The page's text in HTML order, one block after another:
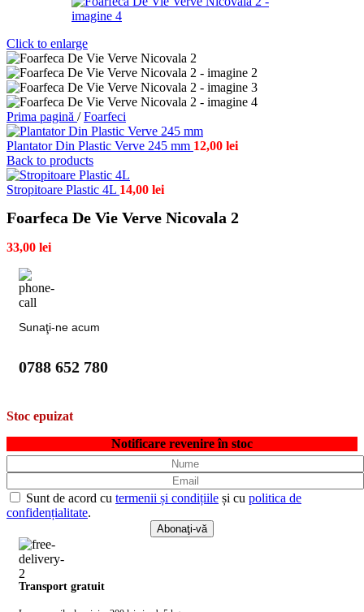
Click to enlarge
Prima pagină / Foarfeci
Plantator Din Plastic Verve 245 mm 12,00 lei
Back to products
Stropitoare Plastic 4L 14,00 lei
Foarfeca De Vie Verve Nicovala 2
33,00 lei
Sunaţi-ne acum
0788 652 780
Stoc epuizat
Notificare revenire în stoc
Sunt de acord cu termenii și condițiile și cu politica de
confidențialitate.
Transport gratuit